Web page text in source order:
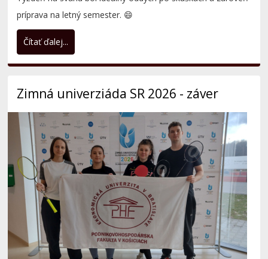
V piatok 6.2.2026 bola slávnostne ukončená Zimná
univerziáda SR 2026 v Žiline, kde v individuálnych disciplínach
súťažilo 15 študentov...
Čítať ďalej...